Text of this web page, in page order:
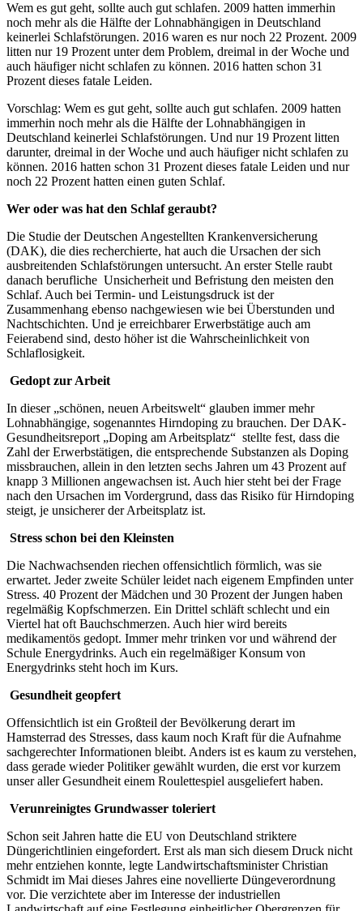
Wem es gut geht, sollte auch gut schlafen. 2009 hatten immerhin
noch mehr als die Hälfte der Lohnabhängigen in Deutschland
keinerlei Schlafstörungen. 2016 waren es nur noch 22 Prozent. 2009
litten nur 19 Prozent unter dem Problem, dreimal in der Woche und
auch häufiger nicht schlafen zu können. 2016 hatten schon 31
Prozent dieses fatale Leiden.
Vorschlag: Wem es gut geht, sollte auch gut schlafen. 2009 hatten
immerhin noch mehr als die Hälfte der Lohnabhängigen in
Deutschland keinerlei Schlafstörungen. Und nur 19 Prozent litten
darunter, dreimal in der Woche und auch häufiger nicht schlafen zu
können. 2016 hatten schon 31 Prozent dieses fatale Leiden und nur
noch 22 Prozent hatten einen guten Schlaf.
Wer oder was hat den Schlaf geraubt?
Die Studie der Deutschen Angestellten Krankenversicherung
(DAK), die dies recherchierte, hat auch die Ursachen der sich
ausbreitenden Schlafstörungen untersucht. An erster Stelle raubt
danach berufliche Unsicherheit und Befristung den meisten den
Schlaf. Auch bei Termin- und Leistungsdruck ist der
Zusammenhang ebenso nachgewiesen wie bei Überstunden und
Nachtschichten. Und je erreichbarer Erwerbstätige auch am
Feierabend sind, desto höher ist die Wahrscheinlichkeit von
Schlaflosigkeit.
Gedopt zur Arbeit
In dieser „schönen, neuen Arbeitswelt“ glauben immer mehr
Lohnabhängige, sogenanntes Hirndoping zu brauchen. Der DAK-
Gesundheitsreport „Doping am Arbeitsplatz“ stellte fest, dass die
Zahl der Erwerbstätigen, die entsprechende Substanzen als Doping
missbrauchen, allein in den letzten sechs Jahren um 43 Prozent auf
knapp 3 Millionen angewachsen ist. Auch hier steht bei der Frage
nach den Ursachen im Vordergrund, dass das Risiko für Hirndoping
steigt, je unsicherer der Arbeitsplatz ist.
Stress schon bei den Kleinsten
Die Nachwachsenden riechen offensichtlich förmlich, was sie
erwartet. Jeder zweite Schüler leidet nach eigenem Empfinden unter
Stress. 40 Prozent der Mädchen und 30 Prozent der Jungen haben
regelmäßig Kopfschmerzen. Ein Drittel schläft schlecht und ein
Viertel hat oft Bauchschmerzen. Auch hier wird bereits
medikamentös gedopt. Immer mehr trinken vor und während der
Schule Energydrinks. Auch ein regelmäßiger Konsum von
Energydrinks steht hoch im Kurs.
Gesundheit geopfert
Offensichtlich ist ein Großteil der Bevölkerung derart im
Hamsterrad des Stresses, dass kaum noch Kraft für die Aufnahme
sachgerechter Informationen bleibt. Anders ist es kaum zu verstehen,
dass gerade wieder Politiker gewählt wurden, die erst vor kurzem
unser aller Gesundheit einem Roulettespiel ausgeliefert haben.
Verunreinigtes Grundwasser toleriert
Schon seit Jahren hatte die EU von Deutschland striktere
Düngerichtlinien eingefordert. Erst als man sich diesem Druck nicht
mehr entziehen konnte, legte Landwirtschaftsminister Christian
Schmidt im Mai dieses Jahres eine novellierte Düngeverordnung
vor. Die verzichtete aber im Interesse der industriellen